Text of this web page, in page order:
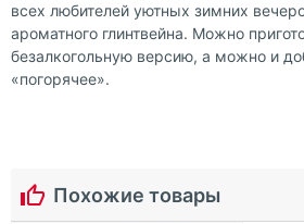
всех любителей уютных зимних
ароматного глинтвейна. Можно
безалкогольную версию, а можно и
«погорячее».
Похожие товары